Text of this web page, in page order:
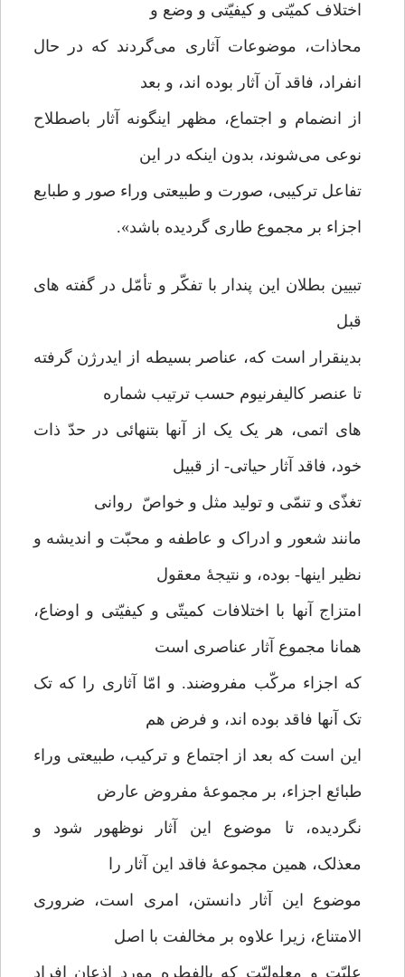
اختلاف کمیّتی و کیفیّتی و وضع و
محاذات، موضوعات آثاری می‌گردند که در حال
انفراد، فاقد آن آثار بوده اند، و بعد
از انضمام و اجتماع، مظهر اینگونه آثار باصطلاح
نوعی می‌شوند، بدون اینکه در این
تفاعل ترکیبی، صورت و طبیعتی وراء صور و طبایع
اجزاء بر مجموع طاری گردیده باشد».
تبیین بطلان این پندار با تفکّر و تأمّل در گفته های
قبل
بدینقرار است که، عناصر بسیطه از ایدرژن گرفته
تا عنصر کالیفرنیوم حسب ترتیب شماره
های اتمی، هر یک یک از آنها بتنهائی در حدّ ذات
خود، فاقد آثار حیاتی- از قبیل
تغذّی و تنمّی و تولید مثل و خواصّ روانی
مانند شعور و ادراک و عاطفه و محبّت و اندیشه و
نظیر اینها- بوده، و نتیجۀ معقول
امتزاج آنها با اختلافات کمیتّی و کیفیّتی و اوضاع،
همانا مجموع آثار عناصری است
که اجزاء مرکّب مفروضند. و امّا آثاری را که تک
تک آنها فاقد بوده اند، و فرض هم
این است که بعد از اجتماع و ترکیب، طبیعتی وراء
طبائع اجزاء، بر مجموعۀ مفروض عارض
نگردیده، تا موضوع این آثار نوظهور شود و
معذلک، همین مجموعۀ فاقد این آثار را
موضوع این آثار دانستن، امری است، ضروری
الامتناع، زیرا علاوه بر مخالفت با اصل
علیّت و معلولیّت که بالفطره مورد اذعان افراد